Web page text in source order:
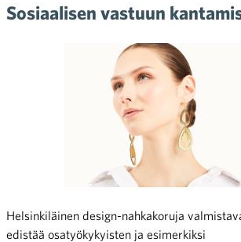
Sosiaalisen vastuun
Helsinkiläinen design-nahkakoruja
edistää osatyökykyisten ja esimerkiksi